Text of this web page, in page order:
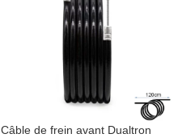
Câble de frein avant Dualtron